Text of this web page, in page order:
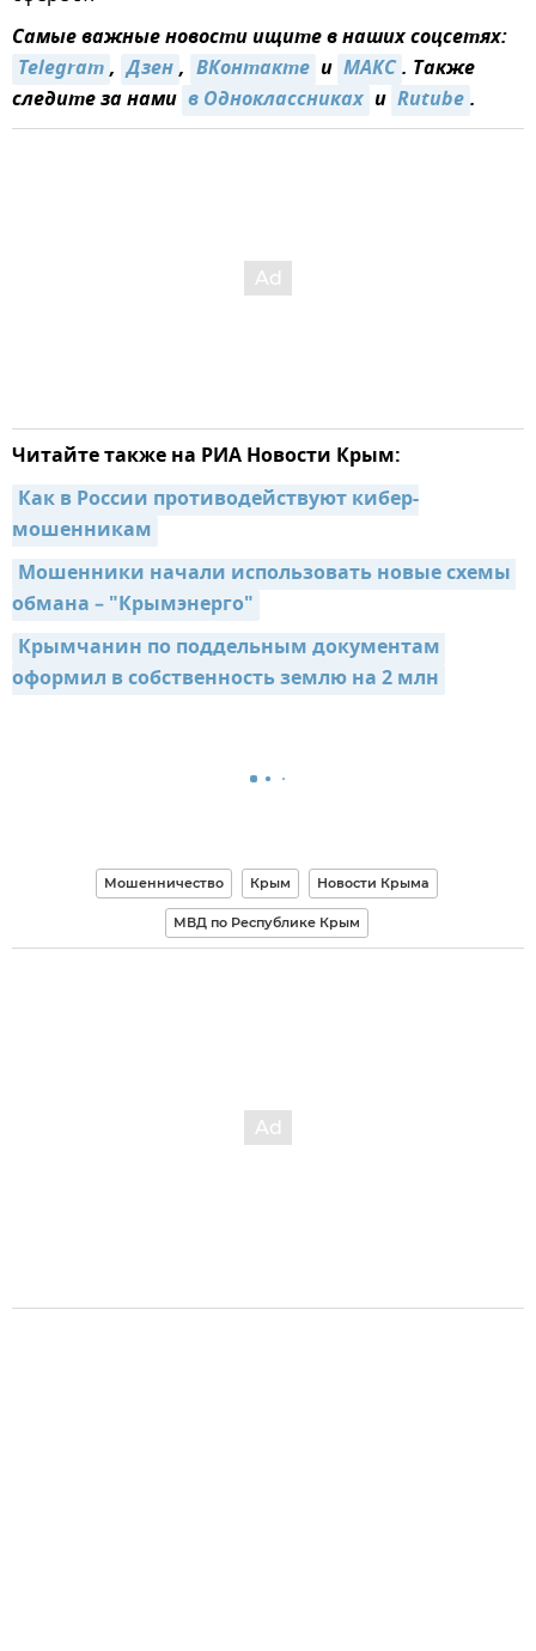
Самые важные новости ищите в наших соцсетях:
Telegram, Дзен, ВКонтакте и МАКС. Также
следите за нами в Одноклассниках и Rutube.
Читайте также на РИА Новости Крым:
Как в России противодействуют кибер-
мошенникам
Мошенники начали использовать новые схемы
обмана – "Крымэнерго"
Крымчанин по поддельным документам
оформил в собственность землю на 2 млн
Мошенничество Крым Новости Крыма
МВД по Республике Крым